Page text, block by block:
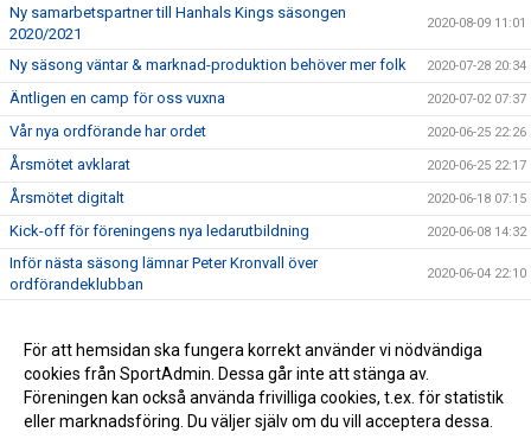
Ny samarbetspartner till Hanhals Kings säsongen
2020/2021
2020-08-09 11:01
Ny säsong väntar & marknad-produktion behöver mer folk 2020-07-28 20:34
Äntligen en camp för oss vuxna 2020-07-02 07:37
Vår nya ordförande har ordet 2020-06-25 22:26
Årsmötet avklarat 2020-06-25 22:17
Årsmötet digitalt 2020-06-18 07:15
Kick-off för föreningens nya ledarutbildning 2020-06-08 14:32
Inför nästa säsong lämnar Peter Kronvall över
ordförandeklubban
2020-06-04 22:10
Hanhals Kings sluter avtal med Warrior Hockey 2020-06-01 18:19
Vi är Hanhals Kings 2020-05-27 14:55
För att hemsidan ska fungera korrekt använder vi nödvändiga
cookies från SportAdmin. Dessa går inte att stänga av.
Föreningen kan också använda frivilliga cookies, t.ex. för statistik
eller marknadsföring. Du väljer själv om du vill acceptera dessa.